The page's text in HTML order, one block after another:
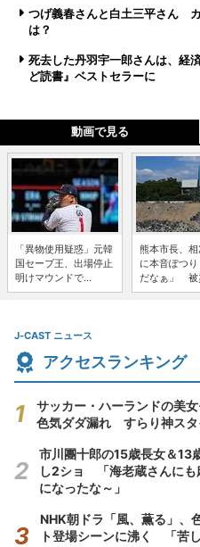
つげ義春さんと白土三平さん
は？
死去した丹羽宇一郎さんは、経
ど読書』ベストセラーに
動画で見る
「異物使用疑惑」元韓
国セーブ王、出場停止
明けマウンドで...
熊本市長、
に本音ぽつ
だなぁ」 被
J-CAST ニュース
アクセスランキング
サッカー・ハーランドの美
色気ダダ漏れ すらり神スタ
市川團十郎の15歳長女＆13
し2ショ 「海老蔵さんにも
になったな～」
NHK朝ドラ「風、薫る」、
ト登場シーンに沸く 「苦